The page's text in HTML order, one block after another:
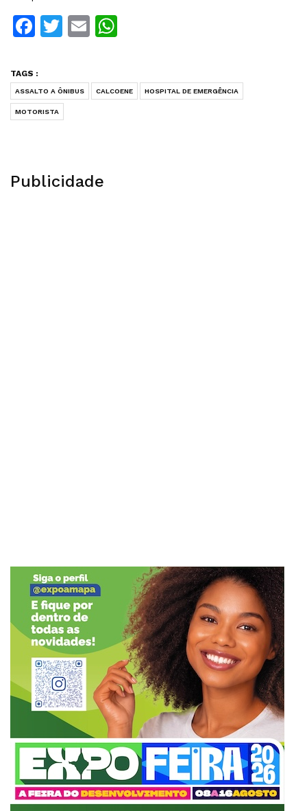
Facebook
Twitter
Email
TAGS :
ASSALTO A ÔNIBUS CALCOENE HOSPITAL DE EMERGÊNCIA
MOTORISTA
Publicidade